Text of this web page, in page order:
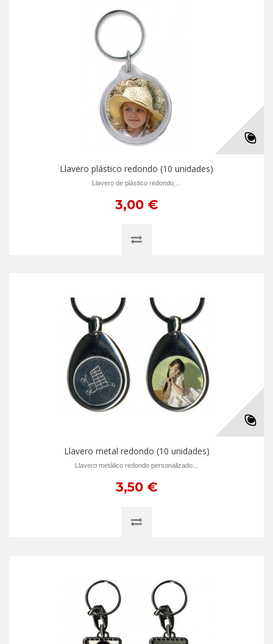
Llavero plástico redondo (10 unidades)
Llavero de plástico redondo,...
3,00 €
Llavero metal redondo (10 unidades)
Llavero metálico redondo personalizado...
3,50 €